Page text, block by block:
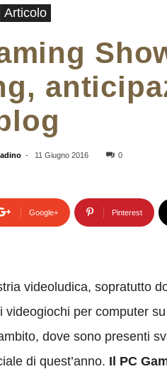
Articolo
- 11 Giugno 2016 0
Google+ Pinterest
videoludica, sopratutto
per computer
dove sono presenti
di quest’anno. Il PC